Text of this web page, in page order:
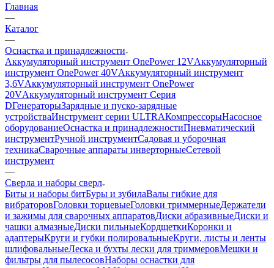
Главная
—
Каталог
—
Оснастка и принадлежности
Аккумуляторный инструмент OnePower 12VАккумуляторный
инструмент OnePower 40VАккумуляторный инструмент
3,6VАккумуляторный инструмент OnePower
20VАккумуляторный инструмент Серия
DГенераторыЗарядные и пуско-зарядные
устройстваИнструмент серии ULTRAКомпрессорыНасосное
оборудованиеОснастка и принадлежностиПневматический
инструментРучной инструментСадовая и уборочная
техникаСварочные аппараты инверторныеСетевой
инструмент
—
Сверла и наборы сверл
Биты и наборы битБуры и зубилаВалы гибкие для
вибраторовГоловки торцевыеГоловки триммерныеДержатели
и зажимы для сварочных аппаратовДиски абразивныеДиски и
чашки алмазныеДиски пильныеКордщеткиКоронки и
адаптерыКруги и губки полировальныеКруги, листы и ленты
шлифовальныеЛеска и бухты лески для триммеровМешки и
фильтры для пылесосовНаборы оснастки для